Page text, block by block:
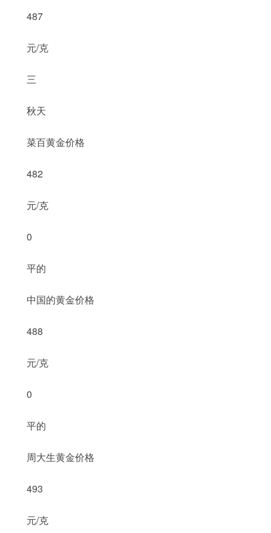
487
元/克
三
秋天
菜百黄金价格
482
元/克
0
平的
中国的黄金价格
488
元/克
0
平的
周大生黄金价格
493
元/克